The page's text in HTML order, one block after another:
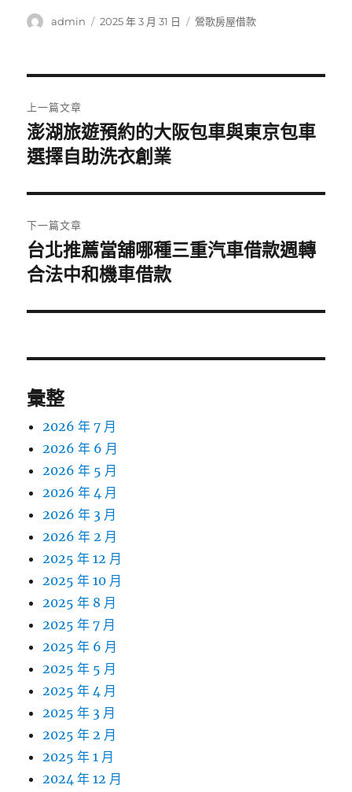
作
admin
發
2025 年 3 月 31 日
分
鶯歌房屋借款
章
導
覽
上一篇文章
上
一
文
章:
澎湖旅遊預約的大阪包車與東京包車
選擇自助洗衣創業
下一篇文章
下
一
文
台北推薦當舖哪種三重汽車借款週轉
合法中和機車借款
彙整
2026 年 7 月
2026 年 6 月
2026 年 5 月
2026 年 4 月
2026 年 3 月
2026 年 2 月
2025 年 12 月
2025 年 10 月
2025 年 8 月
2025 年 7 月
2025 年 6 月
2025 年 5 月
2025 年 4 月
2025 年 3 月
2025 年 2 月
2025 年 1 月
2024 年 12 月